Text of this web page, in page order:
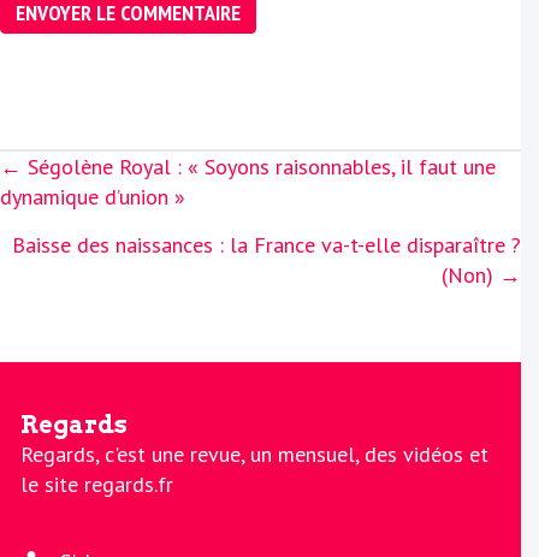
Posts
navigation
← Ségolène Royal : « Soyons raisonnables, il faut une
dynamique d’union »
Baisse des naissances : la France va-t-elle disparaître ?
(Non) →
Regards
Regards, c'est une revue, un mensuel, des vidéos et
le site regards.fr